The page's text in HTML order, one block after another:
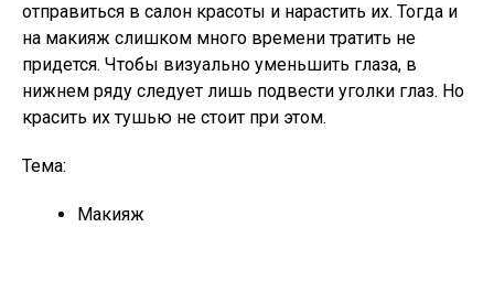
отправиться в салон красоты и нарастить их. Тогда и
на макияж слишком много времени тратить не
придется. Чтобы визуально уменьшить глаза, в
нижнем ряду следует лишь подвести уголки глаз. Но
красить их тушью не стоит при этом.
Тема:
Макияж